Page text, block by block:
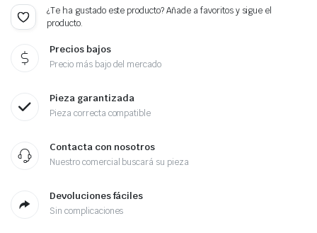
¿Te ha gustado este producto? Añade a favoritos y sigue el
producto.
Precios bajos
Precio más bajo del mercado
Pieza garantizada
Pieza correcta compatible
Contacta con nosotros
Nuestro comercial buscará su pieza
Devoluciones fáciles
Sin complicaciones